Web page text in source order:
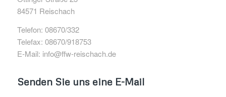
84571 Reischach
Telefon: 08670/332
Telefax: 08670/918753
E-Mail: info@ffw-reischach.de
Senden Sie uns eine E-Mail